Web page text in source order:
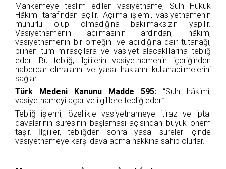
Mahkemeye teslim edilen vasiyetname, Sulh Hukuk
Hâkimi tarafından açılır. Açılma işlemi, vasiyetnamenin
mühürlü olup olmadığına bakılmaksızın yapılır.
Vasiyetnamenin açılmasının ardından, hâkim,
vasiyetnamenin bir örneğini ve açıldığına dair tutanağı,
bilinen tüm mirasçılara ve vasiyet alacaklılarına tebliğ
eder. Bu tebliğ, ilgililerin vasiyetnamenin içeriğinden
haberdar olmalarını ve yasal haklarını kullanabilmelerini
sağlar.
Türk Medeni Kanunu Madde 595: “Sulh hâkimi,
vasiyetnameyi açar ve ilgililere tebliğ eder.”
Tebliğ işlemi, özellikle vasiyetnameye itiraz ve iptal
davalarının süresinin başlaması açısından büyük önem
taşır. İlgililer, tebliğden sonra yasal süreler içinde
vasiyetnameye karşı dava açma hakkına sahip olurlar.